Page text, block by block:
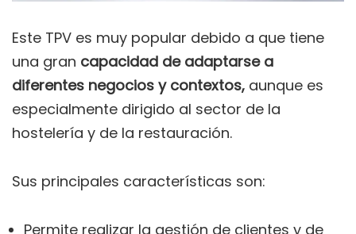
Este TPV es muy popular debido a que tiene
una gran capacidad de adaptarse a
diferentes negocios y contextos, aunque es
especialmente dirigido al sector de la
hostelería y de la restauración.
Sus principales características son:
Permite realizar la gestión de clientes y de